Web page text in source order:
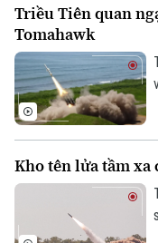
Triều Tiên quan
Tomahawk
Kho tên lửa tầm xa